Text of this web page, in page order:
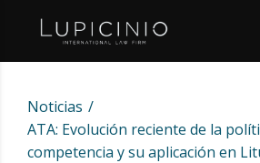
Noticias
ATA: Evolución reciente de la
competencia y su aplicación en